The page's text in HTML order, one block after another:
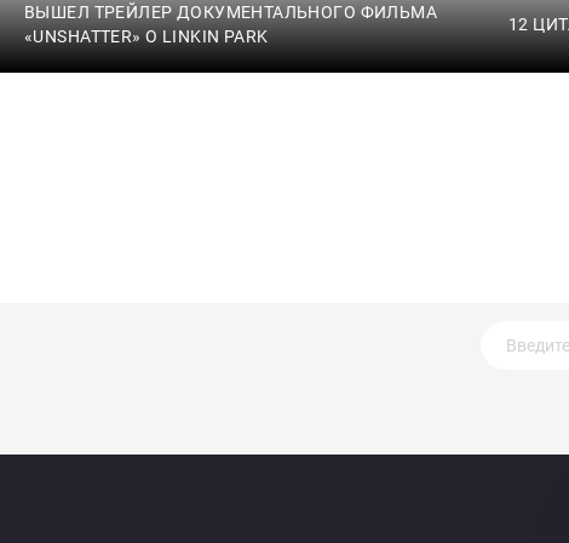
ВЫШЕЛ ТРЕЙЛЕР ДОКУМЕНТАЛЬНОГО ФИЛЬМА
«UNSHATTER» О LINKIN PARK
12